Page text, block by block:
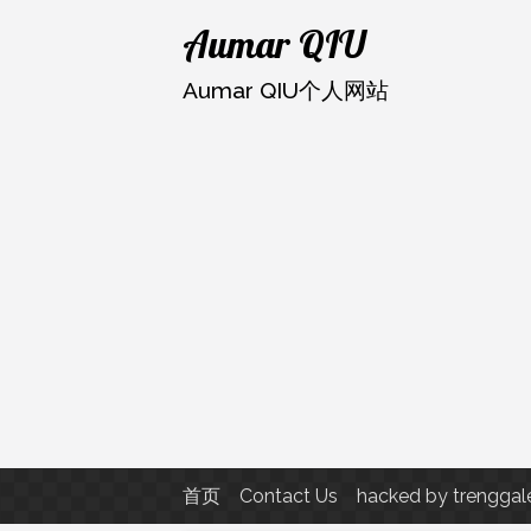
跳
至
内
Aumar QIU
Aumar QIU个人网站
首页 Contact Us hacked by